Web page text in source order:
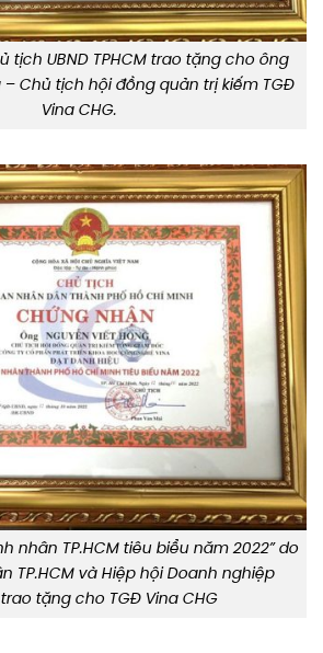
tịch UBND TPHCM trao tặng cho ông
Chủ tịch hội đồng quản trị kiếm TGĐ
Vina CHG.
nhân TP.HCM tiêu biểu năm 2022” do
TP.HCM và Hiệp hội Doanh nghiệp
trao tặng cho TGĐ Vina CHG